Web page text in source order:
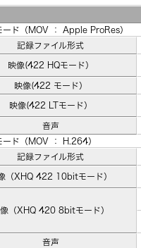
ード（MOV ： Apple ProRes）
記録ファイル形式
映像(422 HQモード）
映像(422 モード）
映像(422 LTモード）
音声
ード（MOV ： H.264）
記録ファイル形式
（XHQ 422 10bitモード）
（XHQ 420 8bitモード）
音声